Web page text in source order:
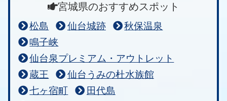
宮城県のおすすめスポット
松島 仙台城跡
秋保温泉
鳴子峡
仙台泉プレミアム・アウトレット
蔵王
仙台うみの杜水族館
七ヶ宿町
田代島